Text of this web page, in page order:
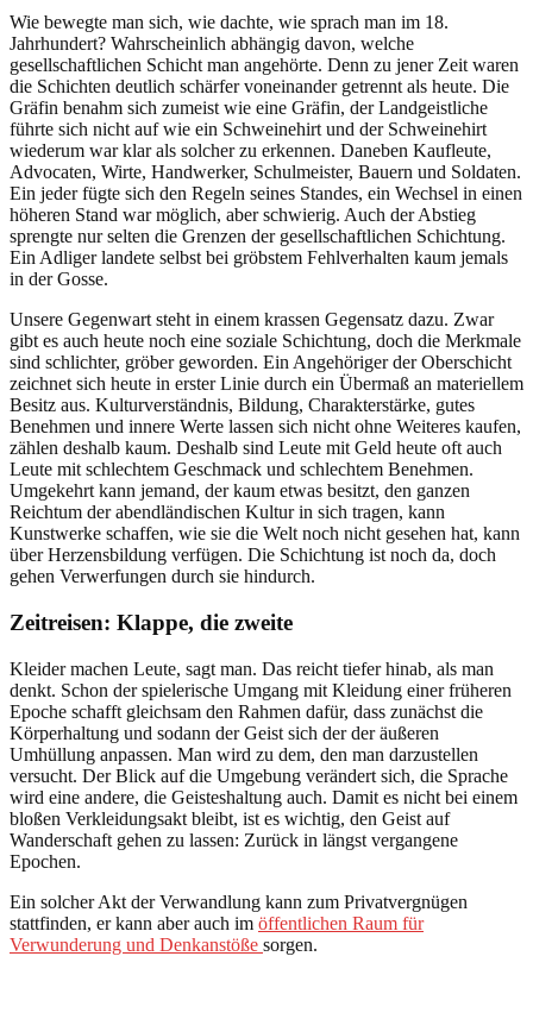
Wie bewegte man sich, wie dachte, wie sprach man im 18.
Jahrhundert? Wahrscheinlich abhängig davon, welche
gesellschaftlichen Schicht man angehörte. Denn zu jener Zeit waren
die Schichten deutlich schärfer voneinander getrennt als heute. Die
Gräfin benahm sich zumeist wie eine Gräfin, der Landgeistliche
führte sich nicht auf wie ein Schweinehirt und der Schweinehirt
wiederum war klar als solcher zu erkennen. Daneben Kaufleute,
Advocaten, Wirte, Handwerker, Schulmeister, Bauern und Soldaten.
Ein jeder fügte sich den Regeln seines Standes, ein Wechsel in einen
höheren Stand war möglich, aber schwierig. Auch der Abstieg
sprengte nur selten die Grenzen der gesellschaftlichen Schichtung.
Ein Adliger landete selbst bei gröbstem Fehlverhalten kaum jemals
in der Gosse.
Unsere Gegenwart steht in einem krassen Gegensatz dazu. Zwar
gibt es auch heute noch eine soziale Schichtung, doch die Merkmale
sind schlichter, gröber geworden. Ein Angehöriger der Oberschicht
zeichnet sich heute in erster Linie durch ein Übermaß an materiellem
Besitz aus. Kulturverständnis, Bildung, Charakterstärke, gutes
Benehmen und innere Werte lassen sich nicht ohne Weiteres kaufen,
zählen deshalb kaum. Deshalb sind Leute mit Geld heute oft auch
Leute mit schlechtem Geschmack und schlechtem Benehmen.
Umgekehrt kann jemand, der kaum etwas besitzt, den ganzen
Reichtum der abendländischen Kultur in sich tragen, kann
Kunstwerke schaffen, wie sie die Welt noch nicht gesehen hat, kann
über Herzensbildung verfügen. Die Schichtung ist noch da, doch
gehen Verwerfungen durch sie hindurch.
Zeitreisen: Klappe, die zweite
Kleider machen Leute, sagt man. Das reicht tiefer hinab, als man
denkt. Schon der spielerische Umgang mit Kleidung einer früheren
Epoche schafft gleichsam den Rahmen dafür, dass zunächst die
Körperhaltung und sodann der Geist sich der der äußeren
Umhüllung anpassen. Man wird zu dem, den man darzustellen
versucht. Der Blick auf die Umgebung verändert sich, die Sprache
wird eine andere, die Geisteshaltung auch. Damit es nicht bei einem
bloßen Verkleidungsakt bleibt, ist es wichtig, den Geist auf
Wanderschaft gehen zu lassen: Zurück in längst vergangene
Epochen.
Ein solcher Akt der Verwandlung kann zum Privatvergnügen
stattfinden, er kann aber auch im öffentlichen Raum für
Verwunderung und Denkanstöße sorgen.